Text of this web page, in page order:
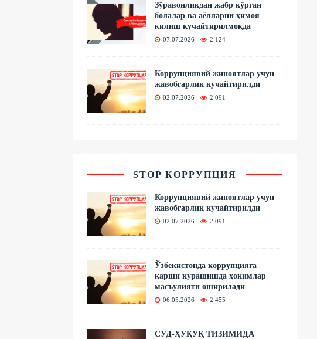
Зўравонликдан жабр кўрган
болалар ва аёлларни ҳимоя
қилиш кучайтирилмоқда
07.07.2026 2 124
Коррупциявий жиноятлар учун
жавобгарлик кучайтирилди
02.07.2026 2 091
STOP КОРРУПЦИЯ
Коррупциявий жиноятлар учун
жавобгарлик кучайтирилди
02.07.2026 2 091
Ўзбекистонда коррупцияга
қарши курашишда ҳокимлар
масъулияти оширилади
06.05.2026 2 455
СУД-ҲУҚУҚ ТИЗИМИДА